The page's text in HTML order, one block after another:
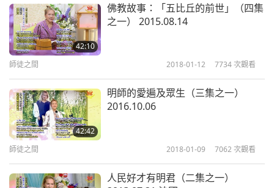
案。我們只管工作，沒時間去想是否犧牲。真的非常
認真工作。但我想不到有其他工作對我或對他們而言
更好。假如我必須工作，我會選擇做這個工作。不過
我們的身體不是鐵打或黃金所造，我們會累，身體也
需要稍微放鬆或有點變化。據說：「變化和休息一樣
好。」所以我讓他們坐在附近。
們想要同等待遇，儘管來。跟我們一樣日夜工作，吃
東西時也在打電腦或看別的資料。我同時做兩、三件
事，否則，我沒時間。幸好我知道如何處理。所以梳
妝打扮時，我當作是立姿動禪。像主摩訶毗羅的立姿
42:10
佛教故事：「五比丘的前世」（四集
之一） 2015.08.14
師徒之間 2018-01-12 7734次觀看
42:42
明師的愛遍及眾生（三集之一）
2016.10.06
師徒之間 2018-01-09 7062 次觀看
人民好才有明君（二集之一）